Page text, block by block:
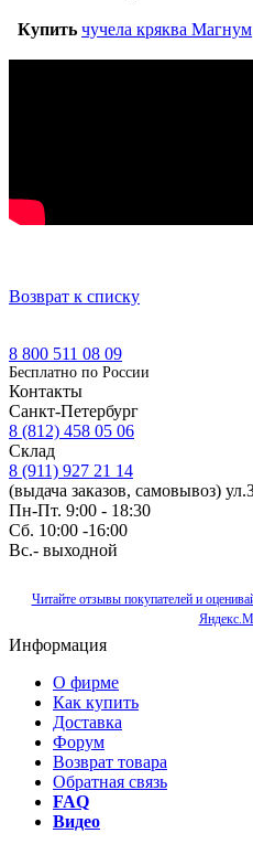
Купить чучела кряква Магнум
Возврат к списку
8 800 511 08 09
Бесплатно по Роcсии
Контакты
Санкт-Петербург
8 (812) 458 05 06
Склад
8 (911) 927 21 14
(выдача заказов, самовывоз)
Пн-Пт. 9:00 - 18:30
Сб. 10:00 -16:00
Вс.- выходной
Читайте отзывы покупателей и
Информация
О фирме
Как купить
Доставка
Форум
Возврат товара
Обратная связь
FAQ
Видео